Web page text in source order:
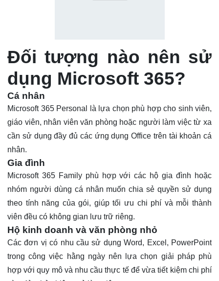
Đối tượng nào nên sử
dụng Microsoft 365?
Cá nhân
Microsoft 365 Personal là lựa chọn phù hợp cho sinh viên,
giáo viên, nhân viên văn phòng hoặc người làm việc từ xa
cần sử dụng đầy đủ các ứng dụng Office trên tài khoản cá
nhân.
Gia đình
Microsoft 365 Family phù hợp với các hộ gia đình hoặc
nhóm người dùng cá nhân muốn chia sẻ quyền sử dụng
theo tính năng của gói, giúp tối ưu chi phí và mỗi thành
viên đều có không gian lưu trữ riêng.
Hộ kinh doanh và văn phòng nhỏ
Các đơn vị có nhu cầu sử dụng Word, Excel, PowerPoint
trong công việc hằng ngày nên lựa chọn giải pháp phù
hợp với quy mô và nhu cầu thực tế để vừa tiết kiệm chi phí